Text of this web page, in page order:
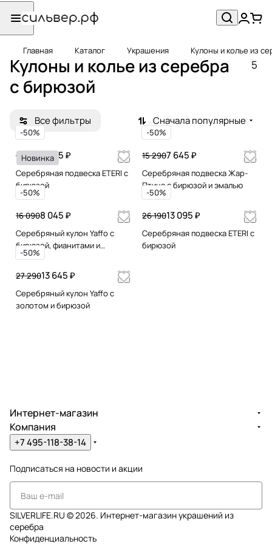
Главная Каталог Украшения Кулоны и колье из
Кулоны и колье из серебра
с бирюзой
5
Все фильтры Сначала популярные
Новинка
-50%
5 495 ₽
10 990
Серебряная подвеска ETERI с
бирюзой
-50%
7 645 ₽
15 290
Серебряная подвеска Жар-
Птица с бирюзой и эмалью
-50%
8 045 ₽
16 090
Серебряный кулон Yaffo с
бирюзой, фианитами и
золотом
-50%
13 095 ₽
26 190
Серебряная подвеска ETERI с
бирюзой
-50%
13 645 ₽
27 290
Серебряный кулон Yaffo с
золотом и бирюзой
Интернет-магазин
Компания
+7 495-118-38-14
Подписаться на новости и акции
SILVERLIFE.RU © 2026. Интернет-магазин украшений из
серебра
Конфиденциальность